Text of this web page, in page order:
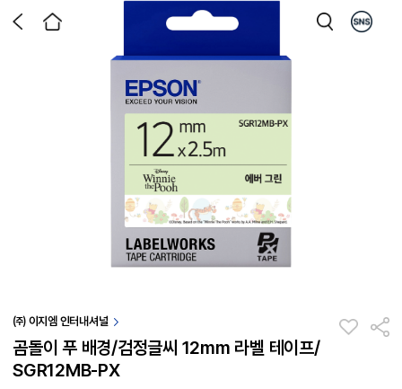
㈜ 이지엠 인터내셔널
곰돌이 푸 배경/검정글씨 12mm 라벨 테이프/
SGR12MB-PX